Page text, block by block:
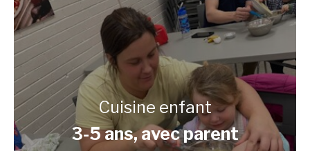
Cuisine enfant
3-5 ans, avec parent